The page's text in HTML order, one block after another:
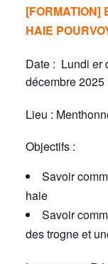
[FORMATION]
HAIE
Date : Lundi er
décembre 2025
Lieu :
Objectifs :
Savoir
haie
Savoir
des trogne et